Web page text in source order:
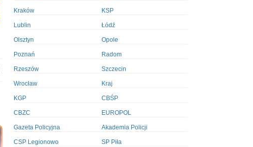
Kraków KSP
Lublin Łódź
Olsztyn Opole
Poznań Radom
Rzeszów Szczecin
Wrocław Kraj
KGP CBŚP
CBZC EUROPOL
Gazeta Policyjna Akademia Policji
CSP Legionowo SP Piła